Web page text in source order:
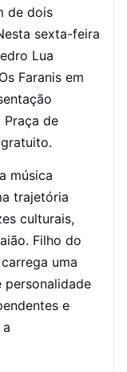
de dois
sexta-feira
Lua
Faranis em
Praça de
música
trajetória
culturais,
Filho do
uma
personalidade
e